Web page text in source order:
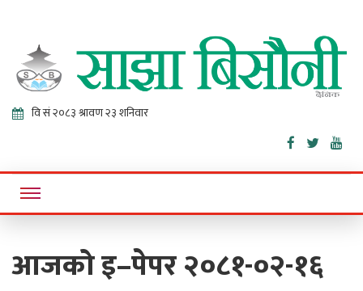
Sajha
Bisaunee
Online News Portal
आजको इ–पेपर २०८१-०२-१६